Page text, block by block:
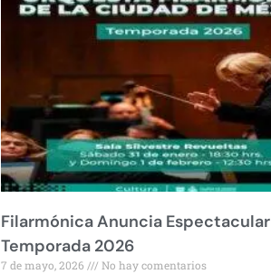
Filarmónica Anuncia Espectacular
Temporada 2026
7 de mayo, 2026 No hay comentarios